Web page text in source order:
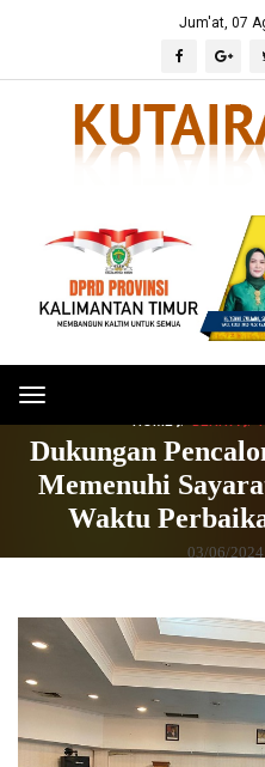
Jum'at, 07
Toggle
navigation
Dukungan
Memenuhi
Waktu
03/06/